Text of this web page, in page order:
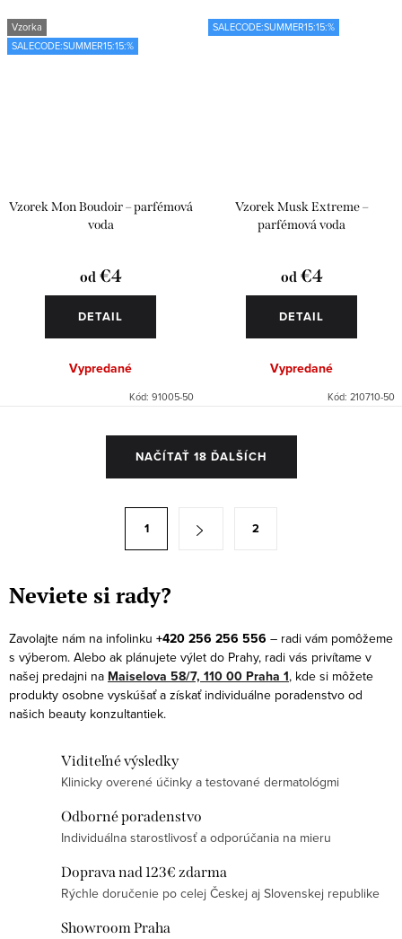
Vzorka
SALECODE:SUMMER15:15:%
Vzorek Mon Boudoir – parfémová
voda
od€4
DETAIL
Vypredané
Kód: 91005-50
SALECODE:SUMMER15:15:%
Vzorek Musk Extreme –
parfémová voda
od€4
DETAIL
Vypredané
Kód: 210710-50
c
i
e
p
r
v
k
NAČÍTAŤ 18 ĎALŠÍCH
á
k
o
v
a
1 2
Neviete si rady?
Zavolajte nám na infolinku +420 256 256 556 – radi vám pomôžeme
s výberom. Alebo ak plánujete výlet do Prahy, radi vás privítame v
našej predajni na Maiselova 58/7, 110 00 Praha 1, kde si môžete
produkty osobne vyskúšať a získať individuálne poradenstvo od
našich beauty konzultantiek.
Viditeľné výsledky
Klinicky overené účinky a testované dermatológmi
Odborné poradenstvo
Individuálna starostlivosť a odporúčania na mieru
Doprava nad 123€ zdarma
Rýchle doručenie po celej Českej aj Slovenskej republike
Showroom Praha